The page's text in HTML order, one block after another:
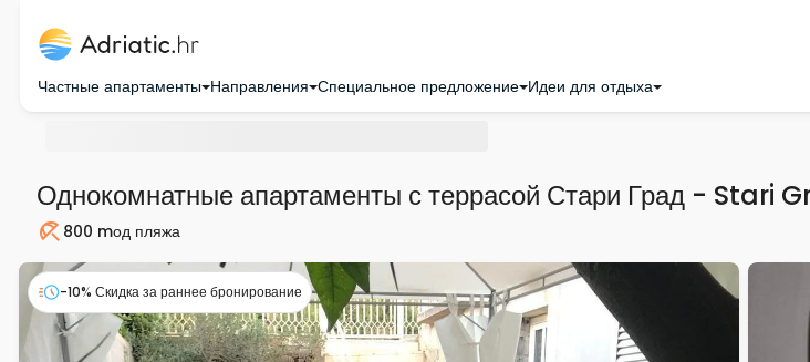
Частные апартаменты Направления Специальное предложение Идеи для отдыха
Однокомнатные апартаменты с террасой Стари Град -
Пляж800 mод пляжа
-10% Скидка за раннее бронирование